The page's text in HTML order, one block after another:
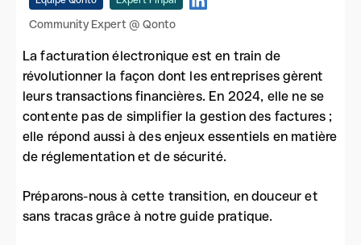
Community Expert @ Qonto
La facturation électronique est en train de
révolutionner la façon dont les entreprises gèrent
leurs transactions financières. En 2024, elle ne se
contente pas de simplifier la gestion des factures ;
elle répond aussi à des enjeux essentiels en matière
de réglementation et de sécurité.
Préparons-nous à cette transition, en douceur et
sans tracas grâce à notre guide pratique.